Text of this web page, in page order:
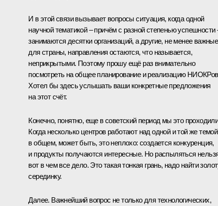
И в этой связи вызывает вопросы ситуация, когда одной
научной тематикой – причём с разной степенью успешности
занимаются десятки организаций, а другие, не менее важные
для страны, направления остаются, что называется,
неприкрытыми. Поэтому прошу ещё раз внимательно
посмотреть на общее планирование и реализацию
Хотел бы здесь услышать ваши конкретные предложения
на этот счёт.
Конечно, понятно, еще в советский период мы это
Когда несколько центров работают над одной и той же
в общем, может быть, это неплохо: создается конкуренция,
и продукты получаются интересные. Но распыляться
вот в чем все дело. Это такая тонкая грань, надо найти
серединку.
Далее. Важнейший вопрос не только для технологических,